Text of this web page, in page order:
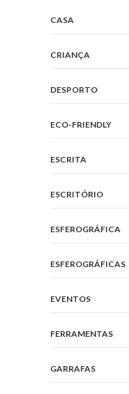
CASA
CRIANÇA
DESPORTO
ECO-FRIENDLY
ESCRITA
ESCRITÓRIO
ESFEROGRÁFICA
ESFEROGRÁFICAS
EVENTOS
FERRAMENTAS
GARRAFAS